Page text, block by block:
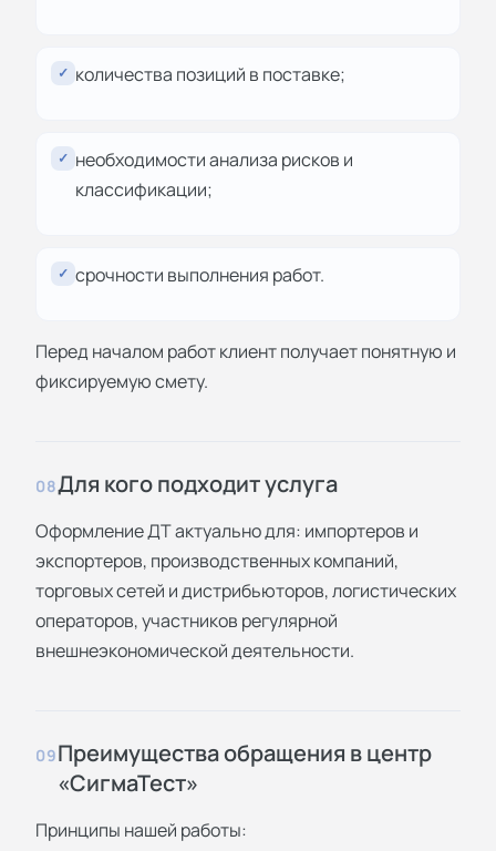
✓ количества позиций в поставке;
✓ необходимости анализа рисков и
классификации;
✓ срочности выполнения работ.
Перед началом работ клиент получает понятную и
фиксируемую смету.
08Для кого подходит услуга
Оформление ДТ актуально для: импортеров и
экспортеров, производственных компаний,
торговых сетей и дистрибьюторов, логистических
операторов, участников регулярной
внешнеэкономической деятельности.
09Преимущества обращения в центр
«СигмаТест»
Принципы нашей работы: